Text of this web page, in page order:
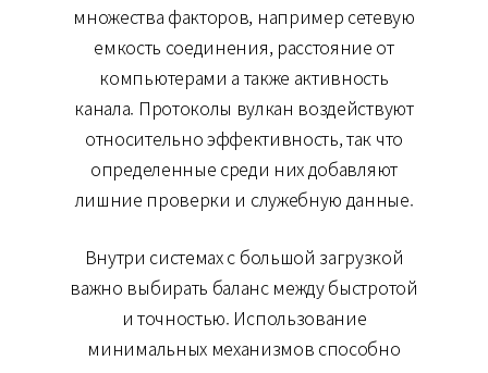
множества факторов, например сетевую
емкость соединения, расстояние от
компьютерами а также активность
канала. Протоколы вулкан воздействуют
относительно эффективность, так что
определенные среди них добавляют
лишние проверки и служебную данные.
Внутри системах с большой загрузкой
важно выбирать баланс между быстротой
и точностью. Использование
минимальных механизмов способно